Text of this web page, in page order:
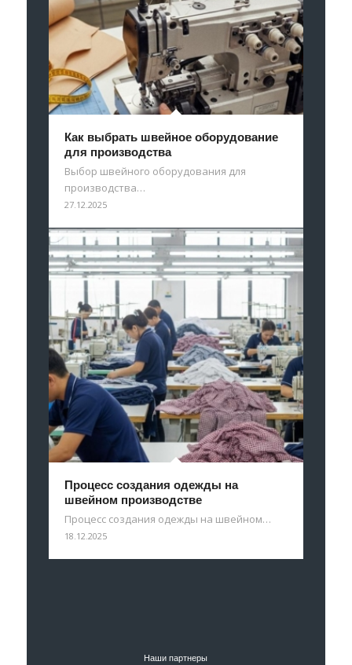
Как выбрать швейное оборудование
для производства
Выбор швейного оборудования для
производства…
27.12.2025
Процесс создания одежды на
швейном производстве
Процесс создания одежды на швейном…
18.12.2025
Наши партнеры